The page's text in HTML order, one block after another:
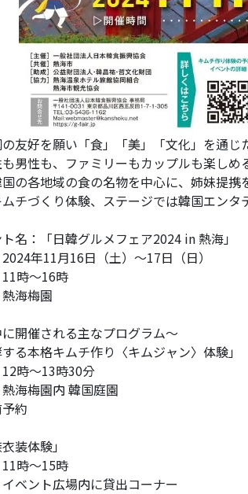
友好を願い「食」「美」「文化」を通
男性も、ファミリーもカップルも楽しめ
の各地域の食の名物を中心に、姉妹提
チづくり体験、ステージでは韓国エン
名：「日韓グルメフェア2024 in 熱海」
2024年11月16日（土）～17日（日）
11時～16時
熱海梅園
開催される主なプログラム～
する本格キムチ作り〈キムジャン〉体験」
12時～13時30分
熱海梅園内 韓国庭園
約
装体験」
11時～15時
イベント広場内に貸出コーナー